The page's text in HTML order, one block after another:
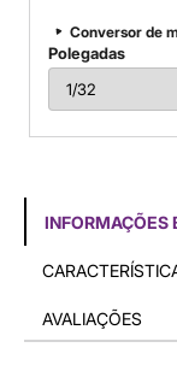
Conversor de
Polegadas
INFORMAÇÕES
AVALIAÇÕES